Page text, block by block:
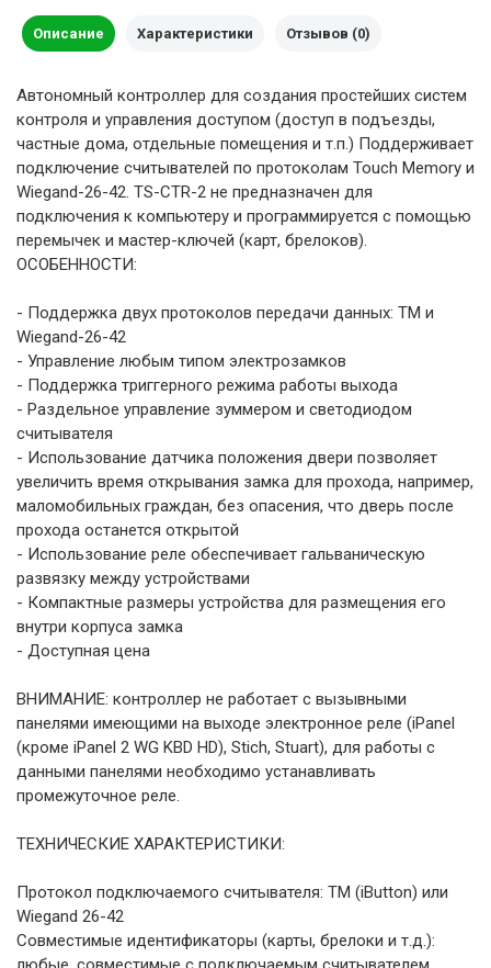
Описание Характеристики Отзывов (0)
Автономный контроллер для создания простейших систем
контроля и управления доступом (доступ в подъезды,
частные дома, отдельные помещения и т.п.) Поддерживает
подключение считывателей по протоколам Touch Memory и
Wiegand-26-42. TS-CTR-2 не предназначен для
подключения к компьютеру и программируется с помощью
перемычек и мастер-ключей (карт, брелоков).
ОСОБЕННОСТИ:
- Поддержка двух протоколов передачи данных: ТМ и
Wiegand-26-42
- Управление любым типом электрозамков
- Поддержка триггерного режима работы выхода
- Раздельное управление зуммером и светодиодом
считывателя
- Использование датчика положения двери позволяет
увеличить время открывания замка для прохода, например,
маломобильных граждан, без опасения, что дверь после
прохода останется открытой
- Использование реле обеспечивает гальваническую
развязку между устройствами
- Компактные размеры устройства для размещения его
внутри корпуса замка
- Доступная цена
ВНИМАНИЕ: контроллер не работает с вызывными
панелями имеющими на выходе электронное реле (iPanel
(кроме iPanel 2 WG KBD HD), Stich, Stuart), для работы с
данными панелями необходимо устанавливать
промежуточное реле.
ТЕХНИЧЕСКИЕ ХАРАКТЕРИСТИКИ:
Протокол подключаемого считывателя: ТМ (iButton) или
Wiegand 26-42
Совместимые идентификаторы (карты, брелоки и т.д.):